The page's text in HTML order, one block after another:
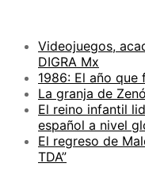
Videojuegos,
DIGRA Mx
1986: El año que
La granja de
El reino infantil
español a nivel
El regreso de
TDA”